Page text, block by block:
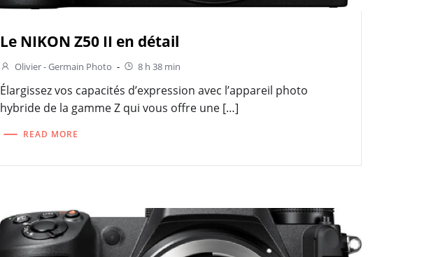
Le NIKON Z50 II en détail
Olivier - Germain Photo - 8 h 38 min
Élargissez vos capacités d’expression avec l’appareil photo
hybride de la gamme Z qui vous offre une […]
READ MORE